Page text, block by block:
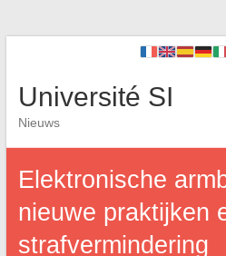
Université SI
Nieuws
Elektronische
nieuwe praktijken
strafvermindering